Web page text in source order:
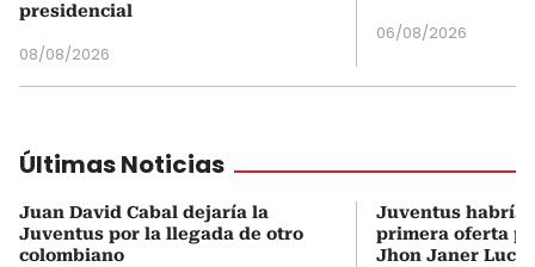
presidencial
08/08/2026
06/08/2026
Últimas Noticias
Juan David Cabal dejaría la
Juventus por la llegada de otro
colombiano
Juventus habría
primera oferta
Jhon Janer